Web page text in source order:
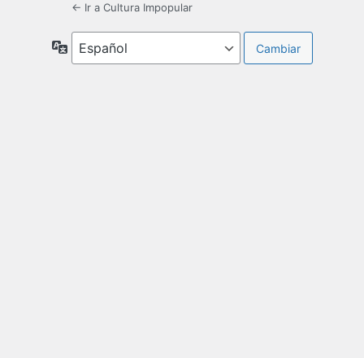
← Ir a Cultura Impopular
Idioma